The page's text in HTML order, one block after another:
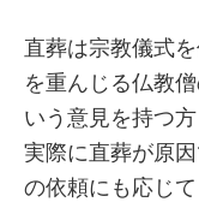
直葬は宗教儀式
を重んじる仏教
いう意見を持つ
実際に直葬が原
の依頼にも応じ